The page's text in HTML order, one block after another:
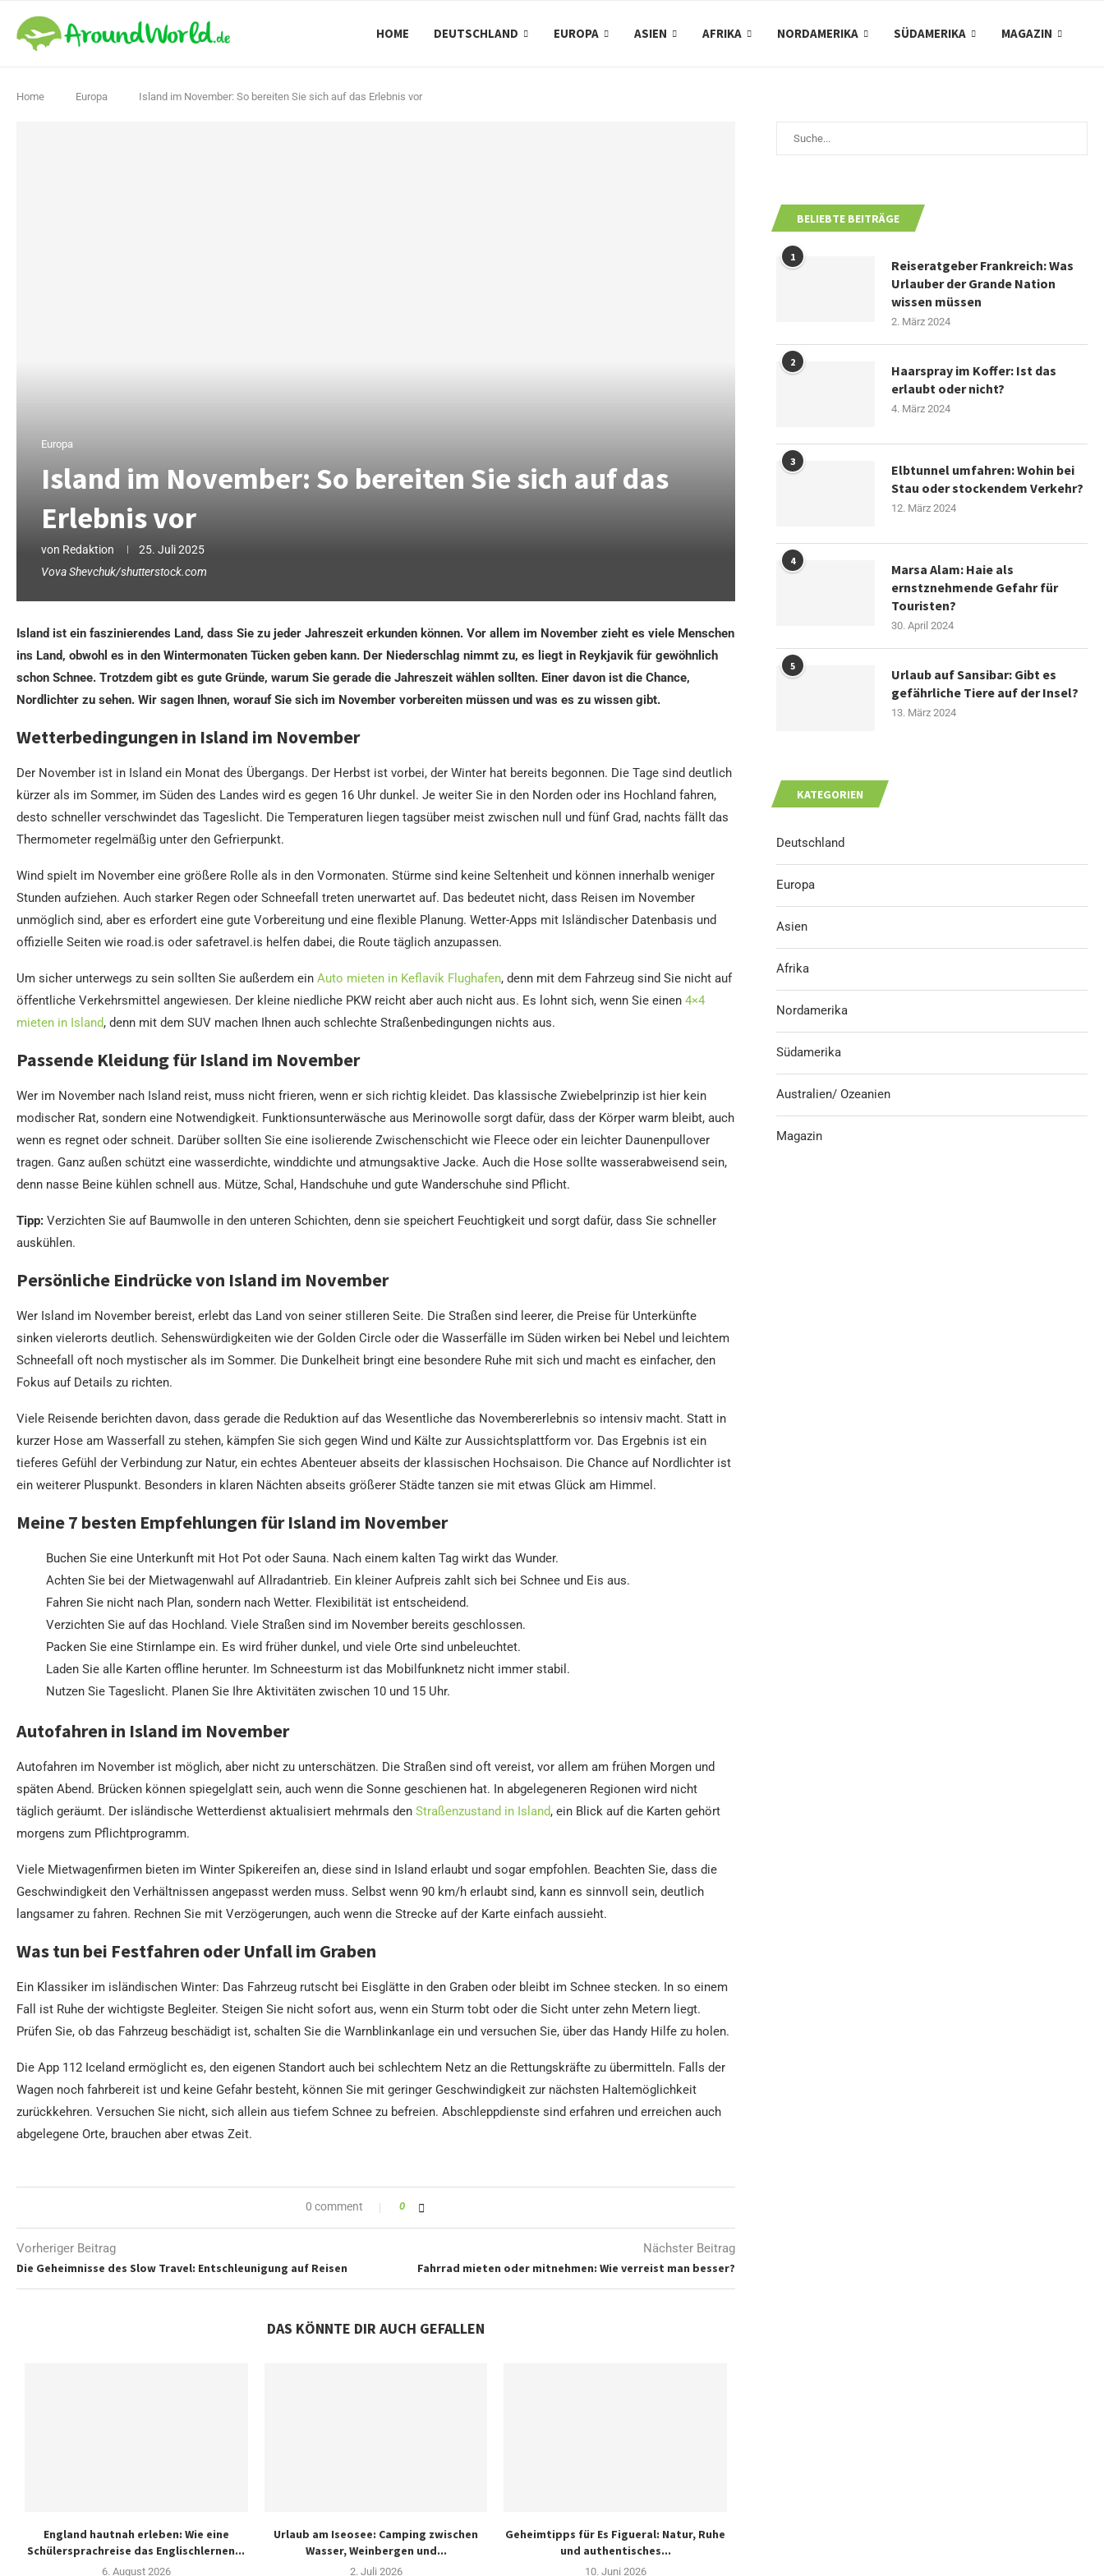
HOME DEUTSCHLAND EUROPA ASIEN AFRIKA NORDAMERIKA SÜDAMERIKA MAGAZIN
Home Europa Island im November: So bereiten Sie sich auf das Erlebnis vor
Europa
Island im November: So bereiten Sie sich auf das
Erlebnis vor
von Redaktion
25. Juli 2025
Vova Shevchuk/shutterstock.com
Island ist ein faszinierendes Land, dass Sie zu jeder Jahreszeit erkunden können. Vor allem im November zieht es viele Menschen
ins Land, obwohl es in den Wintermonaten Tücken geben kann. Der Niederschlag nimmt zu, es liegt in Reykjavik für gewöhnlich
schon Schnee. Trotzdem gibt es gute Gründe, warum Sie gerade die Jahreszeit wählen sollten. Einer davon ist die Chance,
Nordlichter zu sehen. Wir sagen Ihnen, worauf Sie sich im November vorbereiten müssen und was es zu wissen gibt.
Wetterbedingungen in Island im November
Der November ist in Island ein Monat des Übergangs. Der Herbst ist vorbei, der Winter hat bereits begonnen. Die Tage sind deutlich
kürzer als im Sommer, im Süden des Landes wird es gegen 16 Uhr dunkel. Je weiter Sie in den Norden oder ins Hochland fahren,
desto schneller verschwindet das Tageslicht. Die Temperaturen liegen tagsüber meist zwischen null und fünf Grad, nachts fällt das
Thermometer regelmäßig unter den Gefrierpunkt.
Wind spielt im November eine größere Rolle als in den Vormonaten. Stürme sind keine Seltenheit und können innerhalb weniger
Stunden aufziehen. Auch starker Regen oder Schneefall treten unerwartet auf. Das bedeutet nicht, dass Reisen im November
unmöglich sind, aber es erfordert eine gute Vorbereitung und eine flexible Planung. Wetter-Apps mit Isländischer Datenbasis und
offizielle Seiten wie road.is oder safetravel.is helfen dabei, die Route täglich anzupassen.
Um sicher unterwegs zu sein sollten Sie außerdem ein Auto mieten in Keflavík Flughafen, denn mit dem Fahrzeug sind Sie nicht auf
öffentliche Verkehrsmittel angewiesen. Der kleine niedliche PKW reicht aber auch nicht aus. Es lohnt sich, wenn Sie einen 4×4
mieten in Island, denn mit dem SUV machen Ihnen auch schlechte Straßenbedingungen nichts aus.
Passende Kleidung für Island im November
Wer im November nach Island reist, muss nicht frieren, wenn er sich richtig kleidet. Das klassische Zwiebelprinzip ist hier kein
modischer Rat, sondern eine Notwendigkeit. Funktionsunterwäsche aus Merinowolle sorgt dafür, dass der Körper warm bleibt, auch
wenn es regnet oder schneit. Darüber sollten Sie eine isolierende Zwischenschicht wie Fleece oder ein leichter Daunenpullover
tragen. Ganz außen schützt eine wasserdichte, winddichte und atmungsaktive Jacke. Auch die Hose sollte wasserabweisend sein,
denn nasse Beine kühlen schnell aus. Mütze, Schal, Handschuhe und gute Wanderschuhe sind Pflicht.
Tipp: Verzichten Sie auf Baumwolle in den unteren Schichten, denn sie speichert Feuchtigkeit und sorgt dafür, dass Sie schneller
auskühlen.
Persönliche Eindrücke von Island im November
Wer Island im November bereist, erlebt das Land von seiner stilleren Seite. Die Straßen sind leerer, die Preise für Unterkünfte
sinken vielerorts deutlich. Sehenswürdigkeiten wie der Golden Circle oder die Wasserfälle im Süden wirken bei Nebel und leichtem
Schneefall oft noch mystischer als im Sommer. Die Dunkelheit bringt eine besondere Ruhe mit sich und macht es einfacher, den
Fokus auf Details zu richten.
Viele Reisende berichten davon, dass gerade die Reduktion auf das Wesentliche das Novembererlebnis so intensiv macht. Statt in
kurzer Hose am Wasserfall zu stehen, kämpfen Sie sich gegen Wind und Kälte zur Aussichtsplattform vor. Das Ergebnis ist ein
tieferes Gefühl der Verbindung zur Natur, ein echtes Abenteuer abseits der klassischen Hochsaison. Die Chance auf Nordlichter ist
ein weiterer Pluspunkt. Besonders in klaren Nächten abseits größerer Städte tanzen sie mit etwas Glück am Himmel.
Meine 7 besten Empfehlungen für Island im November
Buchen Sie eine Unterkunft mit Hot Pot oder Sauna. Nach einem kalten Tag wirkt das Wunder.
Achten Sie bei der Mietwagenwahl auf Allradantrieb. Ein kleiner Aufpreis zahlt sich bei Schnee und Eis aus.
Fahren Sie nicht nach Plan, sondern nach Wetter. Flexibilität ist entscheidend.
Verzichten Sie auf das Hochland. Viele Straßen sind im November bereits geschlossen.
Packen Sie eine Stirnlampe ein. Es wird früher dunkel, und viele Orte sind unbeleuchtet.
Laden Sie alle Karten offline herunter. Im Schneesturm ist das Mobilfunknetz nicht immer stabil.
Nutzen Sie Tageslicht. Planen Sie Ihre Aktivitäten zwischen 10 und 15 Uhr.
Autofahren in Island im November
Autofahren im November ist möglich, aber nicht zu unterschätzen. Die Straßen sind oft vereist, vor allem am frühen Morgen und
späten Abend. Brücken können spiegelglatt sein, auch wenn die Sonne geschienen hat. In abgelegeneren Regionen wird nicht
täglich geräumt. Der isländische Wetterdienst aktualisiert mehrmals den Straßenzustand in Island, ein Blick auf die Karten gehört
morgens zum Pflichtprogramm.
Viele Mietwagenfirmen bieten im Winter Spikereifen an, diese sind in Island erlaubt und sogar empfohlen. Beachten Sie, dass die
Geschwindigkeit den Verhältnissen angepasst werden muss. Selbst wenn 90 km/h erlaubt sind, kann es sinnvoll sein, deutlich
langsamer zu fahren. Rechnen Sie mit Verzögerungen, auch wenn die Strecke auf der Karte einfach aussieht.
Was tun bei Festfahren oder Unfall im Graben
Ein Klassiker im isländischen Winter: Das Fahrzeug rutscht bei Eisglätte in den Graben oder bleibt im Schnee stecken. In so einem
Fall ist Ruhe der wichtigste Begleiter. Steigen Sie nicht sofort aus, wenn ein Sturm tobt oder die Sicht unter zehn Metern liegt.
Prüfen Sie, ob das Fahrzeug beschädigt ist, schalten Sie die Warnblinkanlage ein und versuchen Sie, über das Handy Hilfe zu holen.
Die App 112 Iceland ermöglicht es, den eigenen Standort auch bei schlechtem Netz an die Rettungskräfte zu übermitteln. Falls der
Wagen noch fahrbereit ist und keine Gefahr besteht, können Sie mit geringer Geschwindigkeit zur nächsten Haltemöglichkeit
zurückkehren. Versuchen Sie nicht, sich allein aus tiefem Schnee zu befreien. Abschleppdienste sind erfahren und erreichen auch
abgelegene Orte, brauchen aber etwas Zeit.
0 comment 0
Vorheriger Beitrag
Die Geheimnisse des Slow Travel: Entschleunigung auf Reisen
Nächster Beitrag
Fahrrad mieten oder mitnehmen: Wie verreist man besser?
DAS KÖNNTE DIR AUCH GEFALLEN
England hautnah erleben: Wie eine
Schülersprachreise das Englischlernen...
6. August 2026
Urlaub am Iseosee: Camping zwischen
Wasser, Weinbergen und...
2. Juli 2026
Geheimtipps für Es Figueral: Natur, Ruhe
und authentisches...
10. Juni 2026
BELIEBTE BEITRÄGE
1
Reiseratgeber Frankreich: Was
Urlauber der Grande Nation
wissen müssen
2. März 2024
2
Haarspray im Koffer: Ist das
erlaubt oder nicht?
4. März 2024
3
Elbtunnel umfahren: Wohin bei
Stau oder stockendem Verkehr?
12. März 2024
4
Marsa Alam: Haie als
ernstznehmende Gefahr für
Touristen?
30. April 2024
5
Urlaub auf Sansibar: Gibt es
gefährliche Tiere auf der Insel?
13. März 2024
KATEGORIEN
Deutschland
Europa
Asien
Afrika
Nordamerika
Südamerika
Australien/ Ozeanien
Magazin